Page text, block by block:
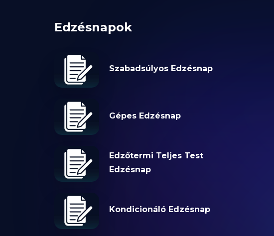
Edzésnapok
Szabadsúlyos Edzésnap
Gépes Edzésnap
Edzőtermi Teljes Test
Edzésnap
Kondicionáló Edzésnap